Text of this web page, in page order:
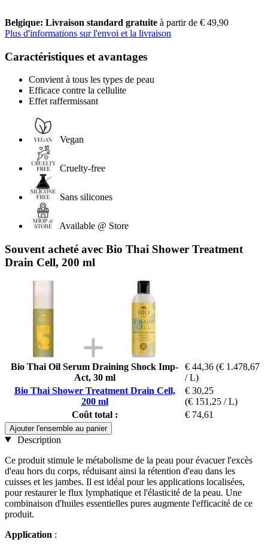
Belgique: Livraison standard gratuite à partir de € 49,90
Plus d'informations sur l'envoi et la livraison
Caractéristiques et avantages
Convient à tous les types de peau
Efficace contre la cellulite
Effet raffermissant
Vegan
Cruelty-free
Sans silicones
Available @ Store
Souvent acheté avec Bio Thai Shower Treatment
Drain Cell, 200 ml
Bio Thai Oil Serum Draining Shock Imp-
Act, 30 ml
€ 44,36 (€ 1.478,67
/ L)
Bio Thai Shower Treatment Drain Cell,
200 ml
€ 30,25
(€ 151,25 / L)
Coût total :
€ 74,61
Ajouter l'ensemble au panier
Description
Ce produit stimule le métabolisme de la peau pour évacuer l'excès
d'eau hors du corps, réduisant ainsi la rétention d'eau dans les
cuisses et les jambes. Il est idéal pour les applications localisées,
pour restaurer le flux lymphatique et l'élasticité de la peau. Une
combinaison d'huiles essentielles pures augmente l'efficacité de ce
produit.
Application :